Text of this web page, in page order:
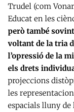
Trudel (com
Educat en les
però també
voltant de la tria
l’opressió de la
els drets
projeccions
les
espacials lluny de